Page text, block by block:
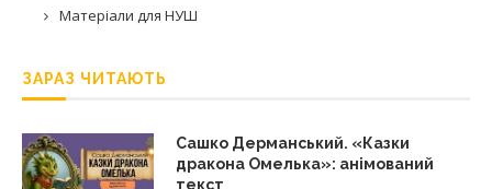
Матеріали для НУШ
ЗАРАЗ ЧИТАЮТЬ
Сашко Дерманський. «Казки
дракона Омелька»: анімований
текст